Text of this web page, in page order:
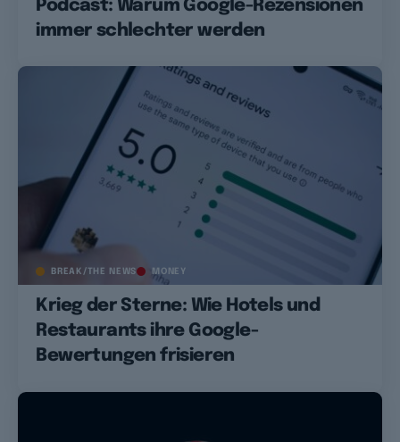
Podcast: Warum Google-Rezensionen
immer schlechter werden
BREAK/THE NEWS MONEY
Krieg der Sterne: Wie Hotels und
Restaurants ihre Google-
Bewertungen frisieren